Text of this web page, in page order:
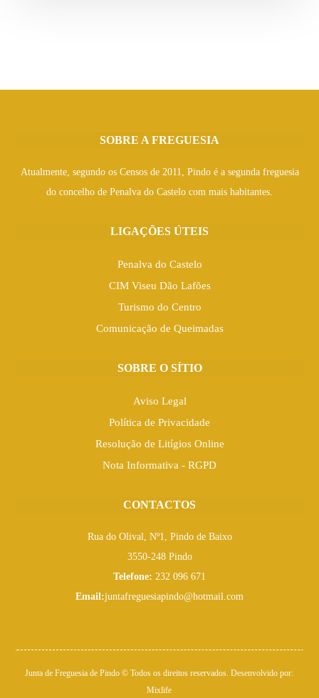
SOBRE A FREGUESIA
Atualmente, segundo os Censos de 2011, Pindo é a segunda freguesia
do concelho de Penalva do Castelo com mais habitantes.
LIGAÇÕES ÚTEIS
Penalva do Castelo
CIM Viseu Dão Lafões
Turismo do Centro
Comunicação de Queimadas
SOBRE O SÍTIO
Aviso Legal
Política de Privacidade
Resolução de Litígios Online
Nota Informativa - RGPD
CONTACTOS
Rua do Olival, Nº1, Pindo de Baixo
3550-248 Pindo
Telefone: 232 096 671
Email:juntafreguesiapindo@hotmail.com
Junta de Freguesia de Pindo © Todos os direitos reservados. Desenvolvido por:
Mixlife